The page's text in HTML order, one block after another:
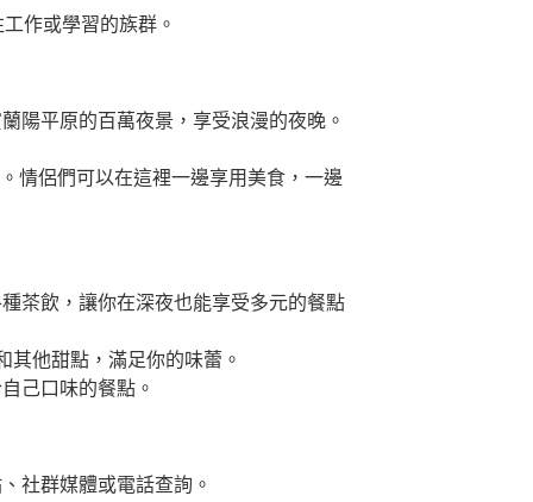
作或學習的族群。
陽平原的百萬夜景，享受浪漫的夜晚。
情侶們可以在這裡一邊享用美食，一邊
茶飲，讓你在深夜也能享受多元的餐點
其他甜點，滿足你的味蕾。
己口味的餐點。
社群媒體或電話查詢。